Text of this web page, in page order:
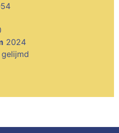
2024
gelijmd